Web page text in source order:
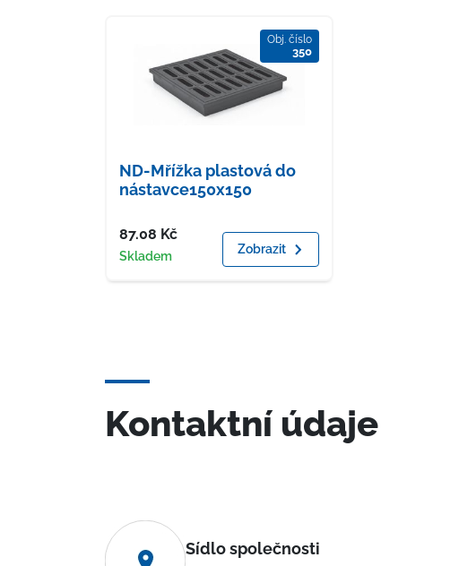
Obj. číslo
350
ND-Mřížka plastová do
nástavce150x150
Cena
87.08 Kč
Dostupnost
Skladem Zobrazit
Kontaktní údaje
Sídlo společnosti